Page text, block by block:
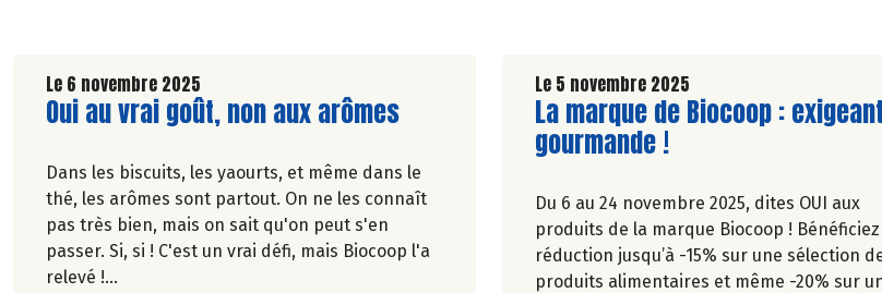
Le 6 novembre 2025
Lire la suite de l'article
Oui au vrai goût, non aux arômes
Dans les biscuits, les yaourts, et même dans le
thé, les arômes sont partout. On ne les connaît
pas très bien, mais on sait qu'on peut s'en
passer. Si, si ! C'est un vrai défi, mais Biocoop l'a
relevé !
Le 5 novembre 2025
Lire la suite de l'article
La marque de Biocoop :
gourmande !
Du 6 au 24 novembre 2025, dites OUI aux
produits de la marque Biocoop ! Bénéficiez d’une
réduction jusqu’à -15% sur une sélection
produits alimentaires et même -20% sur